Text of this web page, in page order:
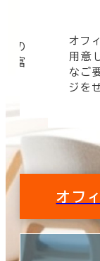
の
豊富
オフ
用意
なご
ジを
オフ